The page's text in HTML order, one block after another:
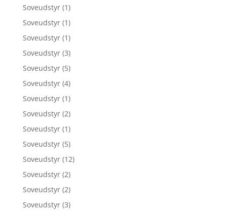
Soveudstyr (1)
Soveudstyr (1)
Soveudstyr (1)
Soveudstyr (3)
Soveudstyr (5)
Soveudstyr (4)
Soveudstyr (1)
Soveudstyr (2)
Soveudstyr (1)
Soveudstyr (5)
Soveudstyr (12)
Soveudstyr (2)
Soveudstyr (2)
Soveudstyr (3)